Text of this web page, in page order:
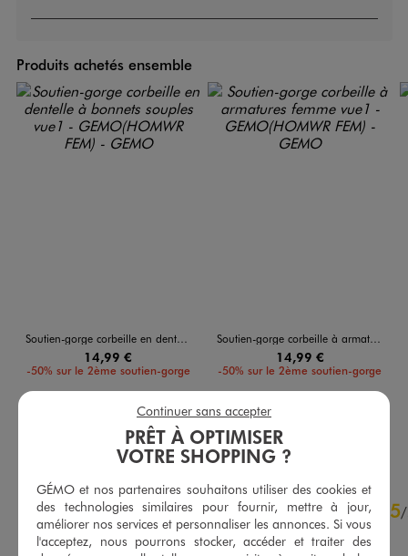
Produits achetés ensemble
Soutien-gorge corbeille en dentelle à bonnets souples
14,99 €
-50% sur le 2ème soutien-gorge
AJOUTERAU PANIER
Soutien-gorge corbeille à armatures femme
14,99 €
-50% sur le 2ème soutien-gorge
AJOUTER
4.7/5 5/
Avis vérifié et récompensé
PRÊT À OPTIMISER
VOTRE SHOPPING ?
GÉMO et nos partenaires souhaitons utiliser des cookies et
des technologies similaires pour fournir, mettre à jour,
améliorer nos services et personnaliser les annonces. Si vous
l'acceptez, nous pourrons stocker, accéder et traiter des
Continuer sans accepter